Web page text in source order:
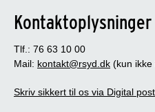
Kontaktoplysninger
Tlf.: 76 63 10 00
Mail: kontakt@rsyd.dk (kun ikke
Skriv sikkert til os via Digital post